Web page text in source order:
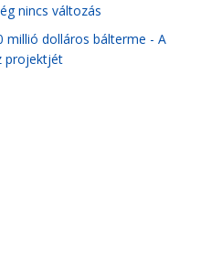
nincs változás
millió dolláros bálterme - A
projektjét